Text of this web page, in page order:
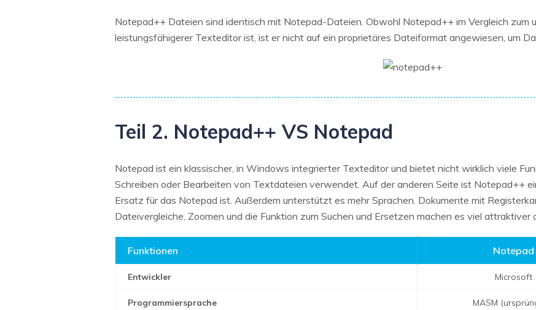
Notepad++ Dateien sind identisch mit Notepad-Dateien. Obwohl Notepad++ im Vergleich zum
leistungsfähigerer Texteditor ist, ist er nicht auf ein proprietäres Dateiformat angewiesen, um
Teil 2. Notepad++ VS Notepad
Notepad ist ein klassischer, in Windows integrierter Texteditor und bietet nicht wirklich viele
Schreiben oder Bearbeiten von Textdateien verwendet. Auf der anderen Seite ist Notepad++
Ersatz für das Notepad ist. Außerdem unterstützt es mehr Sprachen. Dokumente mit
Dateivergleiche, Zoomen und die Funktion zum Suchen und Ersetzen machen es viel attraktiver
Funktionen Notepad
Entwickler Microsoft
Programmiersprache MASM